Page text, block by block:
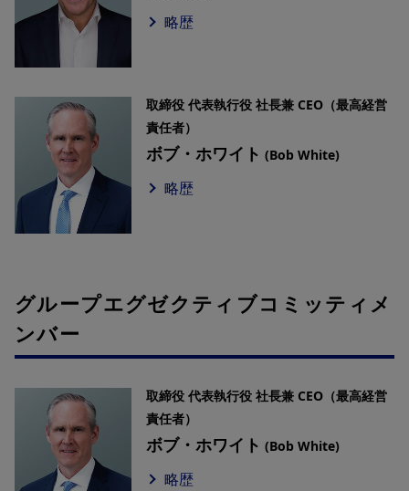
略歴
取締役 代表執行役 社長兼 CEO（最高経営
責任者）
ボブ・ホワイト (Bob White)
略歴
グループエグゼクティブコミッティメ
ンバー
取締役 代表執行役 社長兼 CEO（最高経営
責任者）
ボブ・ホワイト (Bob White)
略歴